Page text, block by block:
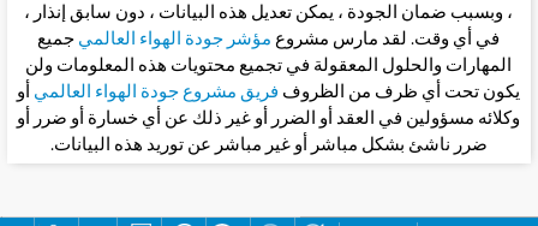
، وبسبب ضمان الجودة ، يمكن تعديل هذه البيانات ، دون سابق إنذار ،
في أي وقت. لقد مارس مشروعمؤشر جودة الهواء العالميجميع
المهارات والحلول المعقولة في تجميع محتويات هذه المعلومات ولن
يكون تحت أي ظرف من الظروففريق مشروع جودة الهواء العالميأو
وكلائه مسؤولين في العقد أو الضرر أو غير ذلك عن أي خسارة أو ضرر أو
ضرر ناشئ بشكل مباشر أو غير مباشر عن توريد هذه البيانات.